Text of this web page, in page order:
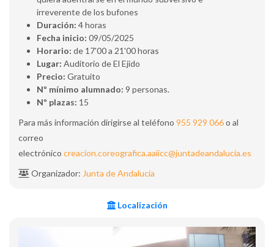
irreverente de los bufones
Duración: 4 horas
Fecha inicio: 09/05/2025
Horario: de 17'00 a 21'00 horas
Lugar: Auditorio de El Ejido
Precio: Gratuito
Nº mínimo alumnado: 9 personas.
Nº plazas: 15
Para más información dirigirse al teléfono 955 929 066o al
correo
electrónico creacion.coreografica.aaiicc@juntadeandalucia.es
Organizador: Junta de Andalucía
Localización